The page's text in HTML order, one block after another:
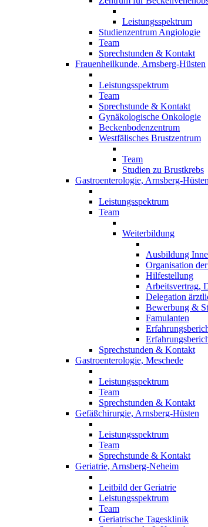
Leistungsspektrum
Studienzentrum Angiologie
Team
Sprechstunden & Kontakt
Frauenheilkunde, Arnsberg-Hüsten
Leistungsspektrum
Team
Sprechstunde & Kontakt
Gynäkologische Onkologie
Beckenbodenzentrum
Westfälisches Brustzentrum
Team
Studien zu Brustkrebs
Gastroenterologie, Arnsberg-Hüsten
Leistungsspektrum
Team
Weiterbildung
Ausbildung
Organisation
Hilfestellung
Arbeitsvertrag,
Delegation
Bewerbung &
Famulanten
Sprechstunden & Kontakt
Gastroenterologie, Meschede
Leistungsspektrum
Team
Sprechstunden & Kontakt
Gefäßchirurgie, Arnsberg-Hüsten
Leistungsspektrum
Team
Sprechstunde & Kontakt
Geriatrie, Arnsberg-Neheim
Leitbild der Geriatrie
Leistungsspektrum
Team
Geriatrische Tagesklinik